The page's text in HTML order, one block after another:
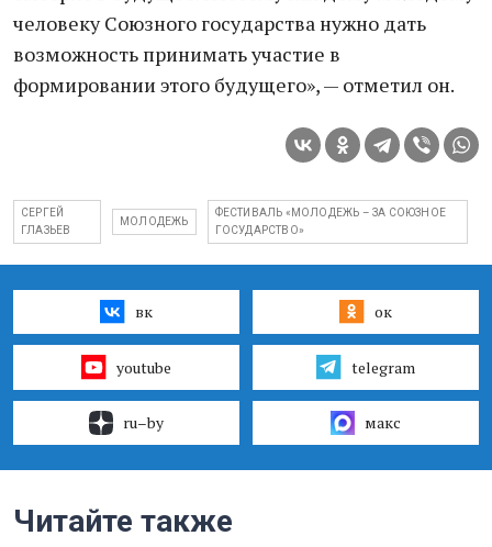
человеку Союзного государства нужно дать
возможность принимать участие в
формировании этого будущего», — отметил он.
СЕРГЕЙ
ГЛАЗЬЕВ
МОЛОДЕЖЬ
ФЕСТИВАЛЬ «МОЛОДЕЖЬ – ЗА СОЮЗНОЕ
ГОСУДАРСТВО»
вк ок
youtube telegram
ru–by макс
Читайте также